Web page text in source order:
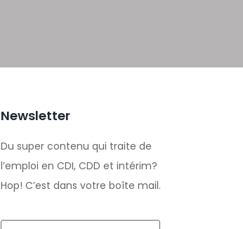
Newsletter
Du super contenu qui traite de
l’emploi en CDI, CDD et intérim?
Hop! C’est dans votre boîte mail.